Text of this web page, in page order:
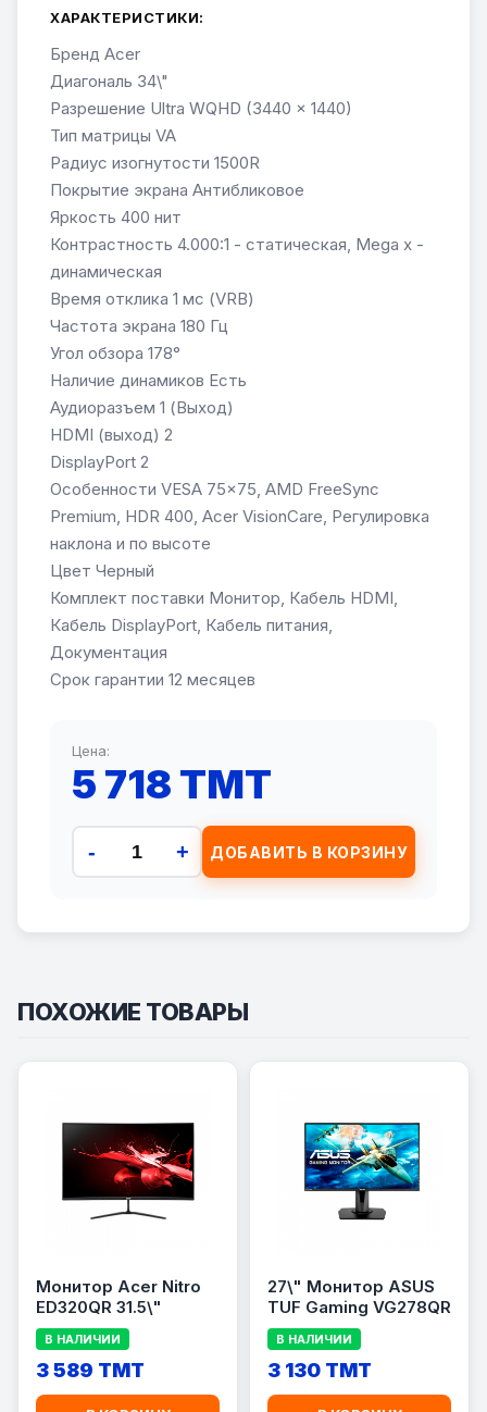
ХАРАКТЕРИСТИКИ:
Бренд Acer
Диагональ 34\"
Разрешение Ultra WQHD (3440 x 1440)
Тип матрицы VA
Радиус изогнутости 1500R
Покрытие экрана Антибликовое
Яркость 400 нит
Контрастность 4.000:1 - статическая, Mega х -
динамическая
Время отклика 1 мс (VRB)
Частота экрана 180 Гц
Угол обзора 178°
Наличие динамиков Есть
Аудиоразъем 1 (Выход)
HDMI (выход) 2
DisplayPort 2
Особенности VESA 75x75, AMD FreeSync
Premium, HDR 400, Acer VisionCare, Регулировка
наклона и по высоте
Цвет Черный
Комплект поставки Монитор, Кабель HDMI,
Кабель DisplayPort, Кабель питания,
Документация
Срок гарантии 12 месяцев
Цена:
5 718 TMT
- + ДОБАВИТЬ В КОРЗИНУ
ПОХОЖИЕ ТОВАРЫ
Монитор Acer Nitro
ED320QR 31.5\"
В НАЛИЧИИ
3 589 TMT
27\" Монитор ASUS
TUF Gaming VG278QR
В НАЛИЧИИ
3 130 TMT